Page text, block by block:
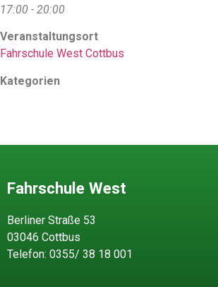
17:00 - 20:00
Veranstaltungsort
Fahrschule West Cottbus
Kategorien
Fahrschule West
Berliner Straße 53
03046 Cottbus
Telefon: 0355/ 38 18 001